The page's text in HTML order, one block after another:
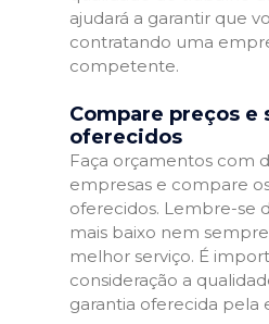
ajudará a garantir que
contratando uma
competente.
Compare preços e
oferecidos
Faça orçamentos com
empresas e compare
oferecidos. Lembre-se
mais baixo nem
melhor serviço. É
consideração a
garantia oferecida pela